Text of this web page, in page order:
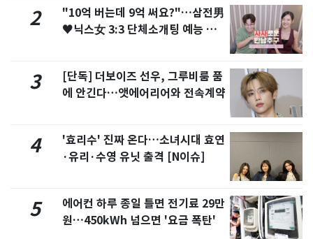
2
"10억 버는데 9억 써요?"…삼전男
♥닉스女 3:3 단체소개팅 예능 화
3
[단독] 더보이즈 선우, 그루비룸 품
에 안긴다…앳에어리어와 전속계약
4
'효리수' 진짜 온다…소녀시대 효연
·유리·수영 유닛 출격 [N이슈]
5
에어컨 하루 종일 틀면 전기료 29만
원…450kWh 넘으면 '요금 폭탄'